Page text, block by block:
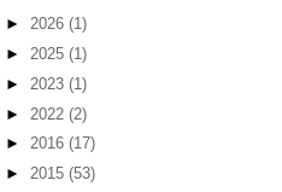
► 2026 (1)
► 2025 (1)
► 2023 (1)
► 2022 (2)
► 2016 (17)
► 2015 (53)